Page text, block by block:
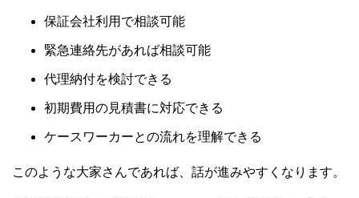
保証会社利用で相談可能
緊急連絡先があれば相談可能
代理納付を検討できる
初期費用の見積書に対応できる
ケースワーカーとの流れを理解できる
このような大家さんであれば、話が進みやすくなります。